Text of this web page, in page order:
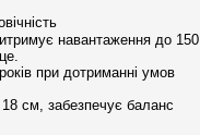
навантаження до 150
при дотриманні умов
см, забезпечує баланс